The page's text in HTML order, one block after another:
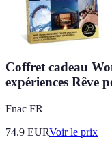
Coffret cadeau
expériences Rêve
Fnac FR
74.9 EURVoir le prix